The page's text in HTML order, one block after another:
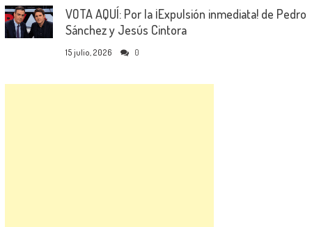
VOTA AQUÍ: Por la ¡Expulsión inmediata! de Pedro
Sánchez y Jesús Cintora
15 julio, 2026 0